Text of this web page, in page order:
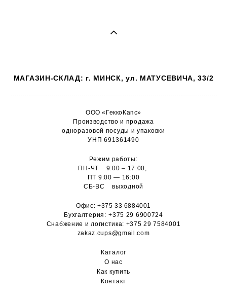
МАГАЗИН-СКЛАД: г. МИНСК, ул. МАТУСЕВИЧА, 33/2
ООО «ГеккоКапс»
Производство и продажа
одноразовой посуды и упаковки
УНП 691361490
Режим работы:
ПН-ЧТ 9:00 – 17:00,
ПТ 9:00 — 16:00
СБ-ВС выходной
Офис:+375 33 6884001
Бухгалтерия: +375 29 6900724
Снабжение и логистика: +375 29 7584001
zakaz.cups@gmail.com
Каталог
О нас
Как купить
Контакт